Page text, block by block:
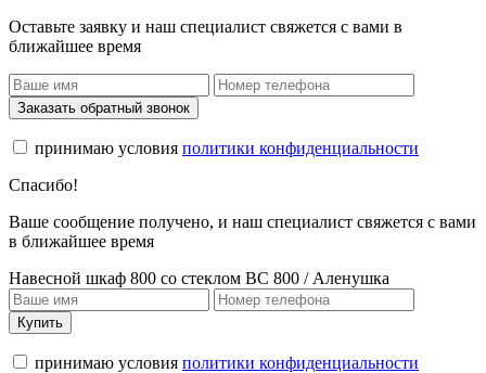
Оставьте заявку и наш специалист свяжется с вами в
ближайшее время
Заказать обратный звонок
принимаю условия политики конфиденциальности
Спасибо!
Ваше сообщение получено, и наш специалист свяжется с вами
в ближайшее время
Навесной шкаф 800 со стеклом ВС 800 / Аленушка
Купить
принимаю условия политики конфиденциальности